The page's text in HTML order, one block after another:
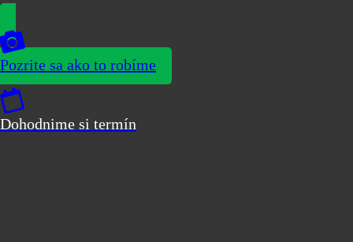
Pozrite sa ako to robíme
Dohodnime si termín